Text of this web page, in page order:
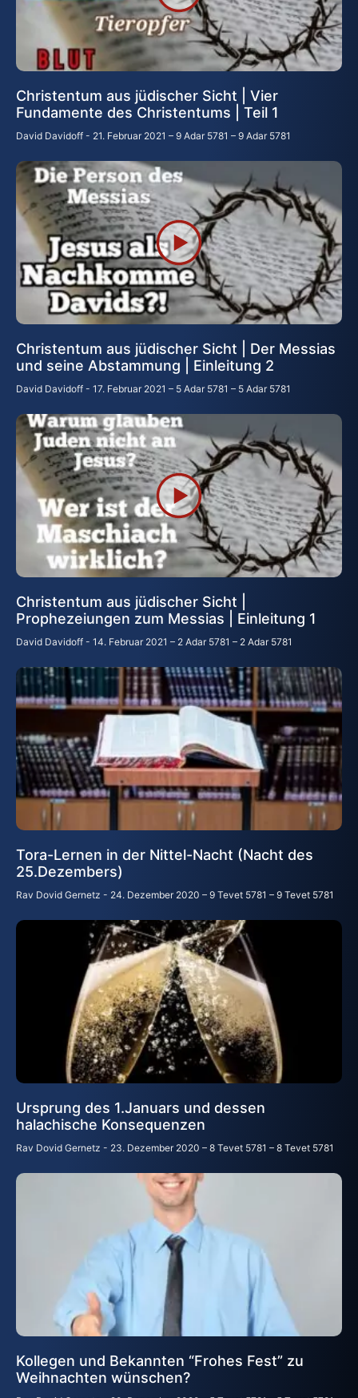
Christentum aus jüdischer Sicht | Vier
Fundamente des Christentums | Teil 1
David Davidoff 21. Februar 2021 – 9 Adar 5781 – 9 Adar 5781
Christentum aus jüdischer Sicht | Der Messias
und seine Abstammung | Einleitung 2
David Davidoff 17. Februar 2021 – 5 Adar 5781 – 5 Adar 5781
Christentum aus jüdischer Sicht |
Prophezeiungen zum Messias | Einleitung 1
David Davidoff 14. Februar 2021 – 2 Adar 5781 – 2 Adar 5781
Tora-Lernen in der Nittel-Nacht (Nacht des
25.Dezembers)
Rav Dovid Gernetz 24. Dezember 2020 – 9 Tevet 5781 – 9 Tevet 5781
Ursprung des 1.Januars und dessen
halachische Konsequenzen
Rav Dovid Gernetz 23. Dezember 2020 – 8 Tevet 5781 – 8 Tevet 5781
Kollegen und Bekannten “Frohes Fest” zu
Weihnachten wünschen?